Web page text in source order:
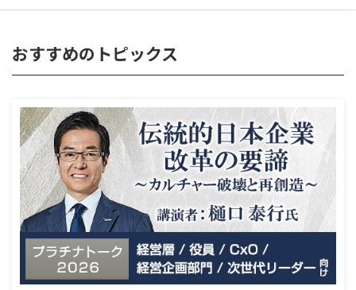
おすすめのトピックス